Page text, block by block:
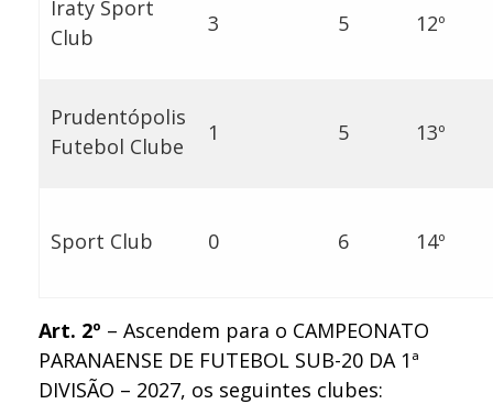
Iraty Sport
Club
3 5 12º
Prudentópolis
Futebol Clube
1 5 13º
Sport Club 0 6 14º
Art. 2º – Ascendem para o CAMPEONATO
PARANAENSE DE FUTEBOL SUB-20 DA 1ª
DIVISÃO – 2027, os seguintes clubes: